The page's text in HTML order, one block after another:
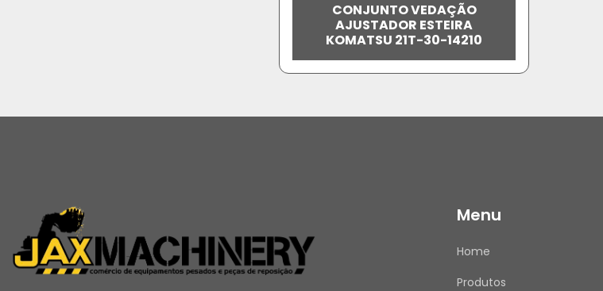
CONJUNTO VEDAÇÃO
AJUSTADOR ESTEIRA
KOMATSU 21T-30-14210
Menu
Home
Produtos